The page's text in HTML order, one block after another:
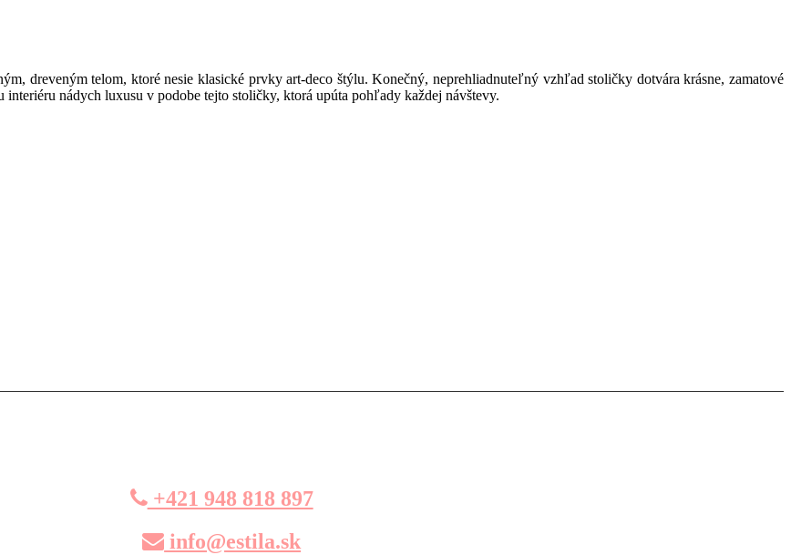
dreveným telom, ktoré nesie klasické prvky art-deco štýlu. Konečný, neprehliadnuteľný vzhľad stoličky dotvára krásne, zamatové
nádych luxusu v podobe tejto stoličky, ktorá upúta pohľady každej návštevy.
+421 948 818 897
info@estila.sk